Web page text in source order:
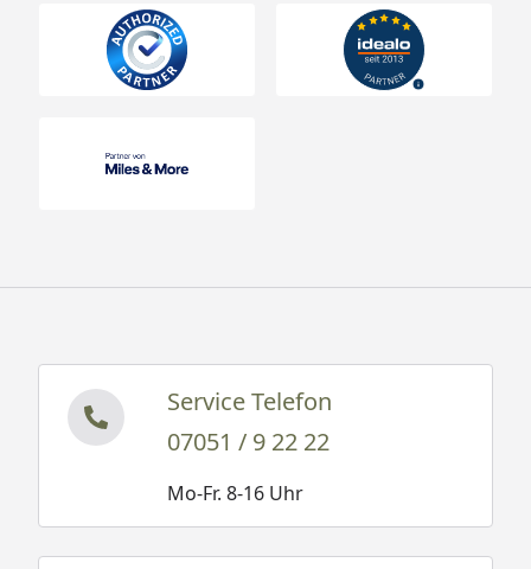
Service Telefon
07051 / 9 22 22
Mo-Fr. 8-16 Uhr